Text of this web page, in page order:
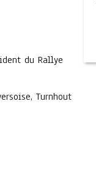
du Rallye
Turnhout